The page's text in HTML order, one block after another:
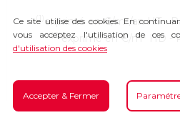
(1) exprimé en €/m²/an HT -
(2)exprimé en €/m² HD -
Ce site utilise des cookies. En
vous acceptez l'utilisation de ces
d'utilisation des cookies
Accepter & Fermer